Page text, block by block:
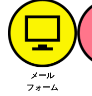
メール
フォーム